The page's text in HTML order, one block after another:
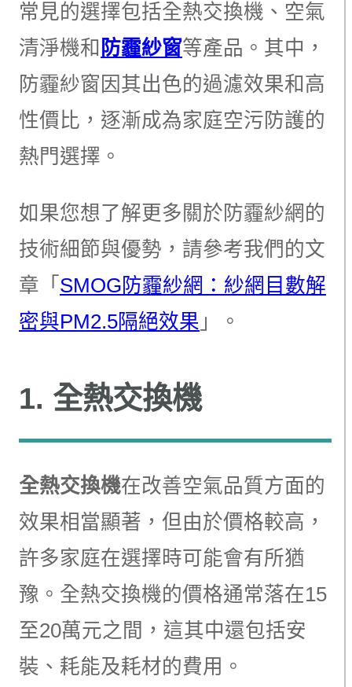
常見的選擇包括全熱交換機、空氣
清淨機和 防霾紗窗等產品。其中，
防霾紗窗因其出色的過濾效果和高
性價比，逐漸成為家庭空污防護的
熱門選擇。
如果您想了解更多關於防霾紗網的
技術細節與優勢，請參考我們的文
章「 SMOG防霾紗網：紗網目數解
密與PM2.5隔絕效果 」。
1. 全熱交換機
全熱交換機在改善空氣品質方面的
效果相當顯著，但由於價格較高，
許多家庭在選擇時可能會有所猶
豫。全熱交換機的價格通常落在15
至20萬元之間，這其中還包括安
裝、耗能及耗材的費用。